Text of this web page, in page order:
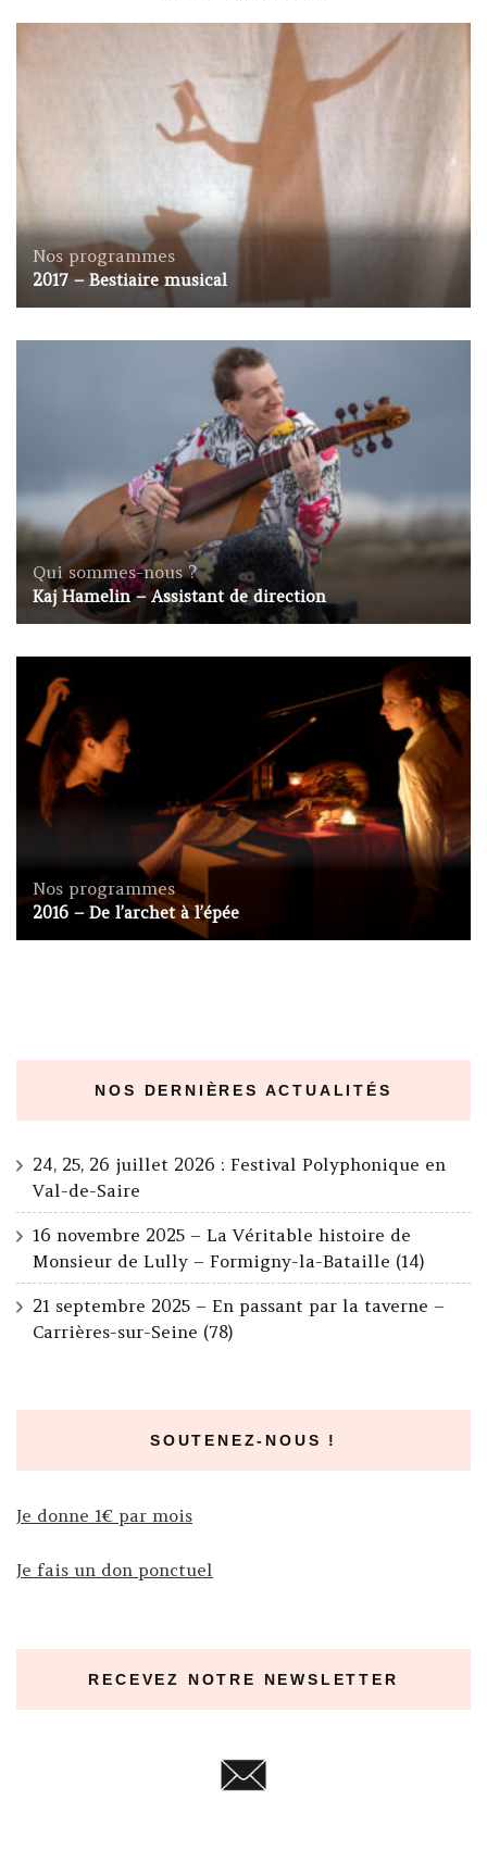
Nos programmes
2017 – Bestiaire musical
Qui sommes-nous ?
Kaj Hamelin – Assistant de direction
Nos programmes
2016 – De l’archet à l’épée
NOS DERNIÈRES ACTUALITÉS
24, 25, 26 juillet 2026 : Festival Polyphonique en
Val-de-Saire
16 novembre 2025 – La Véritable histoire de
Monsieur de Lully – Formigny-la-Bataille (14)
21 septembre 2025 – En passant par la taverne –
Carrières-sur-Seine (78)
SOUTENEZ-NOUS !
Je donne 1€ par mois
Je fais un don ponctuel
RECEVEZ NOTRE NEWSLETTER